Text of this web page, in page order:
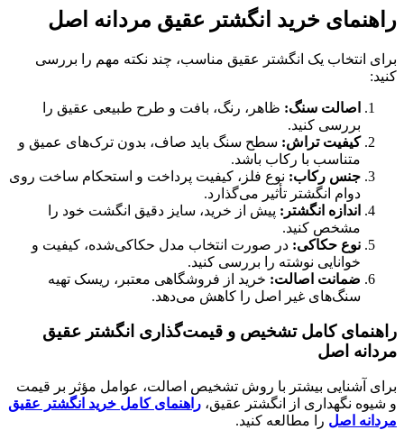
راهنمای خرید انگشتر عقیق مردانه اصل
برای انتخاب یک انگشتر عقیق مناسب، چند نکته مهم را بررسی
کنید:
اصالت سنگ: ظاهر، رنگ، بافت و طرح طبیعی عقیق را
بررسی کنید.
کیفیت تراش: سطح سنگ باید صاف، بدون ترک‌های عمیق و
متناسب با رکاب باشد.
جنس رکاب: نوع فلز، کیفیت پرداخت و استحکام ساخت روی
دوام انگشتر تأثیر می‌گذارد.
اندازه انگشتر: پیش از خرید، سایز دقیق انگشت خود را
مشخص کنید.
نوع حکاکی: در صورت انتخاب مدل حکاکی‌شده، کیفیت و
خوانایی نوشته را بررسی کنید.
ضمانت اصالت: خرید از فروشگاهی معتبر، ریسک تهیه
سنگ‌های غیر اصل را کاهش می‌دهد.
راهنمای کامل تشخیص و قیمت‌گذاری انگشتر عقیق
مردانه اصل
برای آشنایی بیشتر با روش تشخیص اصالت، عوامل مؤثر بر قیمت
و شیوه نگهداری از انگشتر عقیق، راهنمای کامل خرید انگشتر عقیق
مردانه اصل را مطالعه کنید.